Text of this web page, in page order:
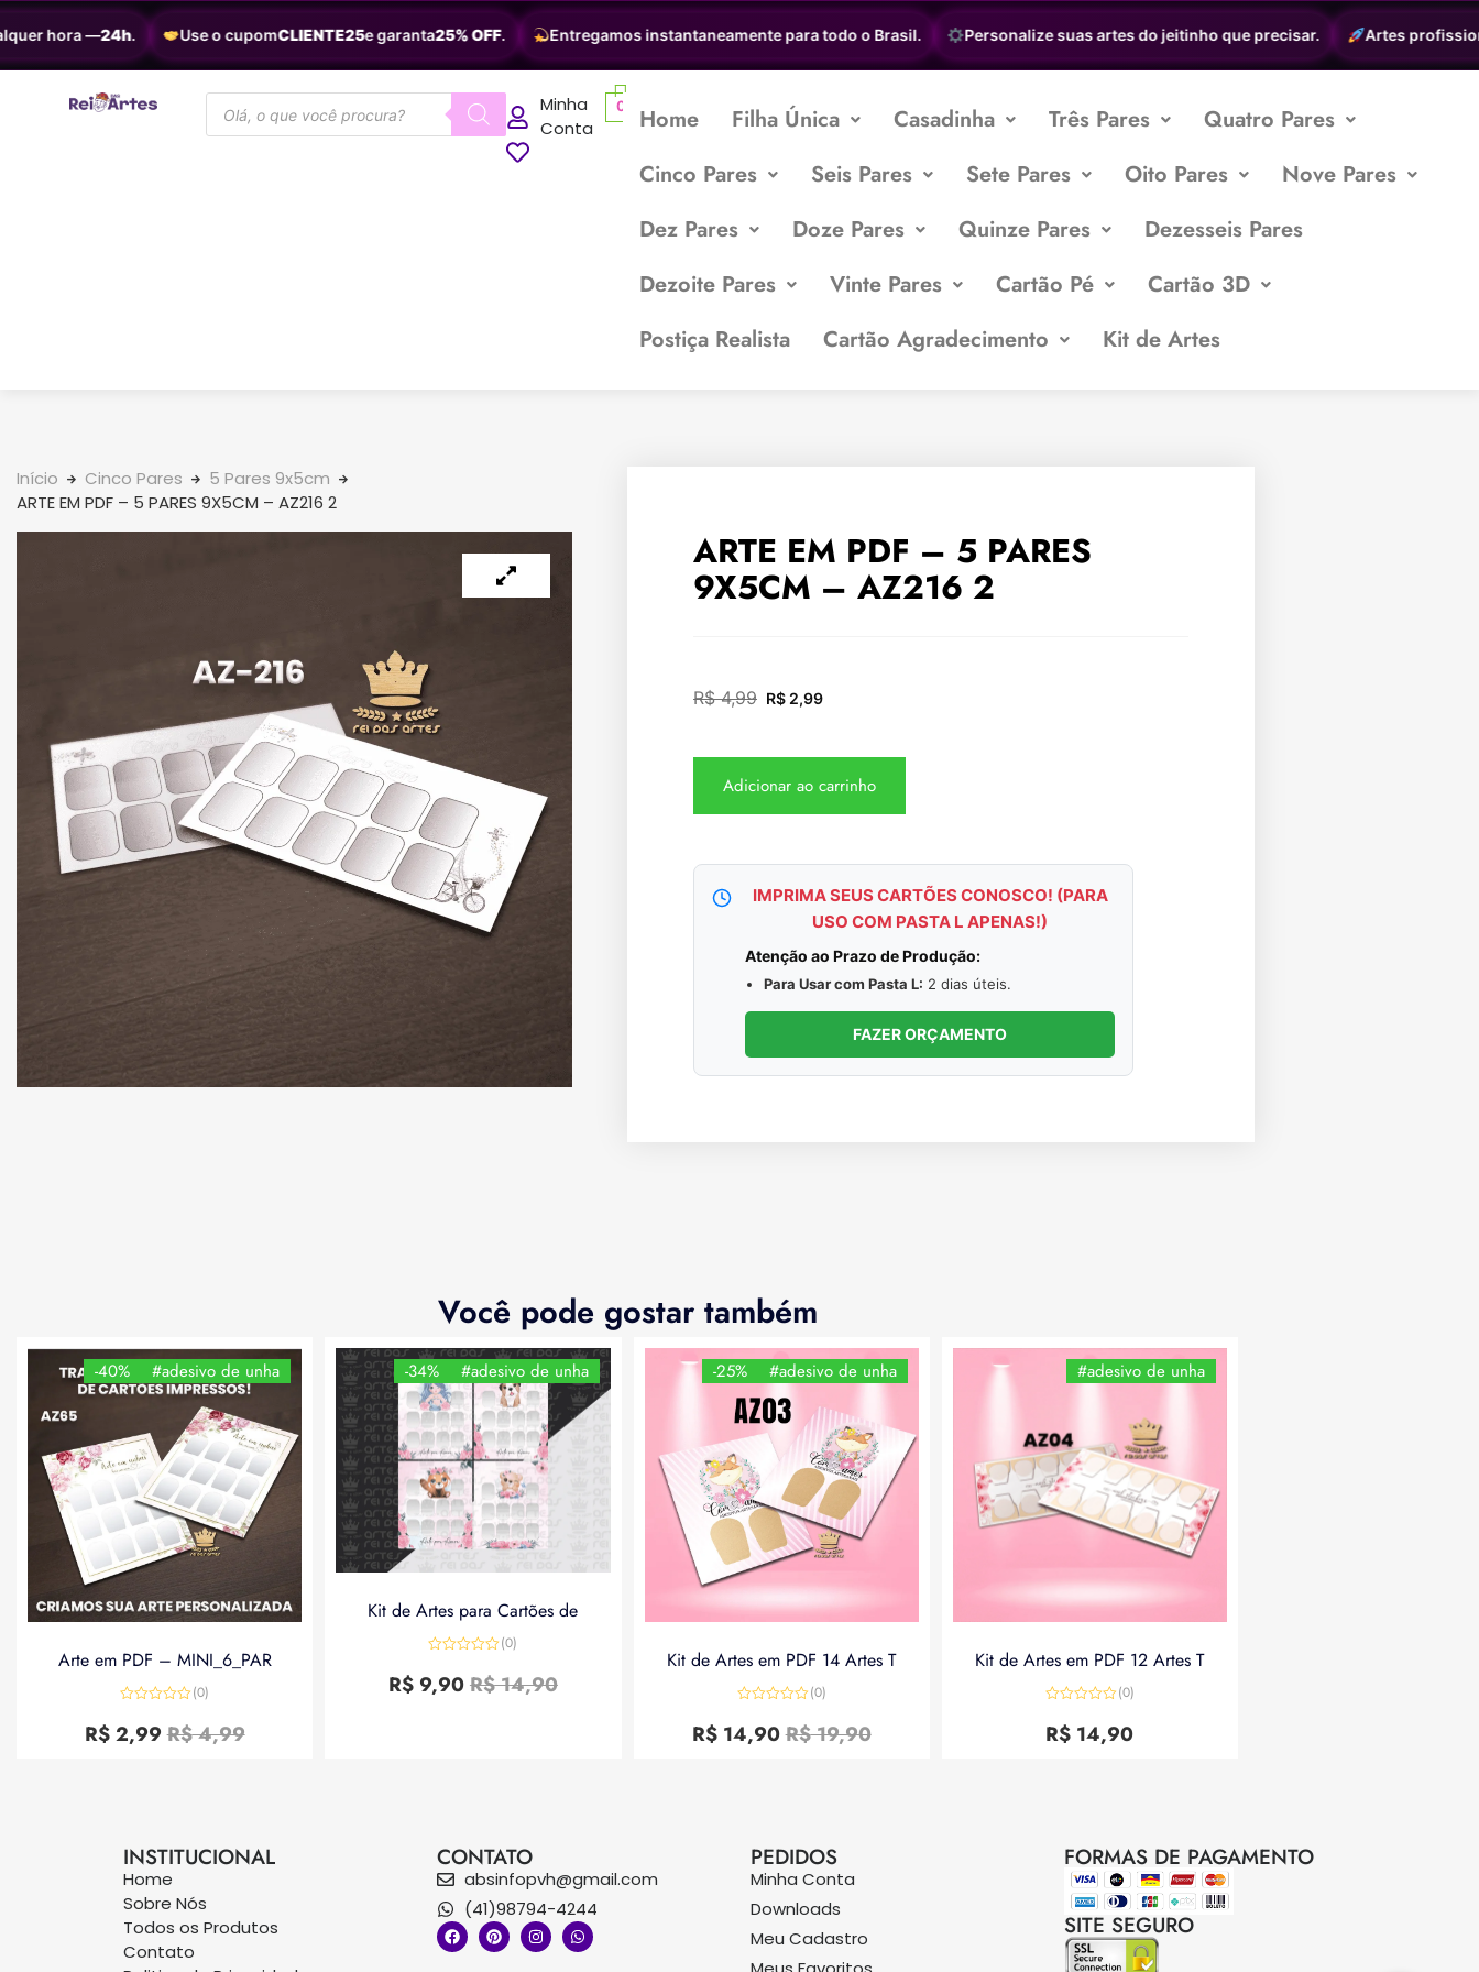
hora —24h. Use o cupomCLIENTE25e garanta25% OFF. Entregamos instantaneamente para todo o Brasil. Personalize suas artes do jeitinho que precisar. Artes
Minha
Conta
0 Home Filha Única Casadinha Três Pares
Quatro Pares
Cinco Pares
Seis Pares Sete Pares Oito Pares
Nove Pares
Dez Pares
Doze Pares Quinze Pares
Dezesseis Pares
Dezoite Pares
Vinte Pares Cartão Pé
Cartão 3D
Postiça Realista
Cartão Agradecimento Kit de Artes
Início Cinco Pares
5 Pares 9x5cm
ARTE EM PDF – 5 PARES 9X5CM – AZ216 2
ARTE EM PDF – 5 PARES
9X5CM – AZ216 2
R$4,99 R$ 2,99
Adicionar ao carrinho
IMPRIMA SEUS CARTÕES CONOSCO! (PARA
USO COM PASTA L APENAS!)
Atenção ao Prazo de Produção:
Para Usar com Pasta L: 2 dias úteis.
FAZER ORÇAMENTO
Você pode gostar também
-40% #adesivo de unha
Arte em PDF – MINI_6_PAR
0
de
(0)
R$4,99
R$2,99
-34% #adesivo de unha
Kit de Artes para Cartões de
0
de
(0)
R$14,90
R$9,90
-25% #adesivo de unha
Kit de Artes em PDF 14 Artes T
0
de
(0)
R$19,90
R$14,90
#adesivo de unha
Kit de Artes em PDF 12 Artes T
0
de
(0)
R$ 14,90
INSTITUCIONAL
Home
Sobre Nós
Todos os Produtos
Contato
CONTATO
absinfopvh@gmail.com
(41)98794-4244
PEDIDOS
Minha Conta
Downloads
Meu Cadastro
FORMAS DE PAGAMENTO
SITE SEGURO